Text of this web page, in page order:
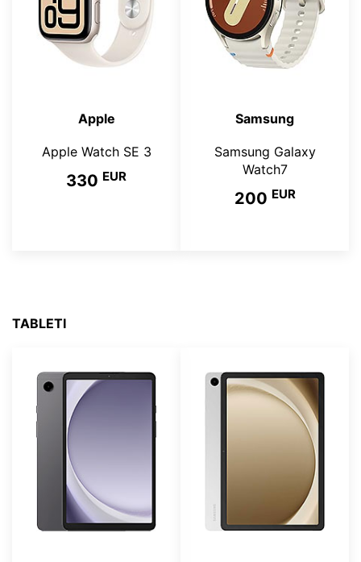
Apple
Apple Watch SE 3
330 EUR
Samsung
Samsung Galaxy
Watch7
200 EUR
TABLETI